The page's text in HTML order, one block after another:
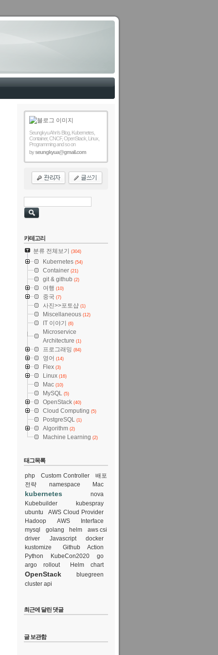
Seungkyu Ahn's Blog, Kubernetes,
Container, CNCF, OpenStack, Linux,
Programming and so on
byseungkyua@gmail.com
카테고리
분류 전체보기
(304)
Kubernetes (54)
Container (21)
git & github (2)
여행 (10)
중국 (7)
사진>>포토샵 (1)
Miscellaneous (12)
IT 이야기 (6)
Microservice
Architecture (1)
프로그래밍 (84)
영어 (14)
Flex (3)
Linux (16)
Mac (10)
MySQL (5)
OpenStack (40)
Cloud Computing (5)
PostgreSQL (1)
Algorithm (2)
Machine Learning (2)
태그목록
php Custom Controller
배포
전략
namespace Mac
kubernetes
nova
Kubebuilder
kubespray
ubuntu
AWS Cloud Provider
Hadoop
AWS
Interface
mysql
golang helm
aws csi
driver
Javascript
docker
kustomize
Github Action
Python
KubeCon2020
go
argo rollout
Helm chart
OpenStack
bluegreen
cluster api
최근에 달린 댓글
글 보관함